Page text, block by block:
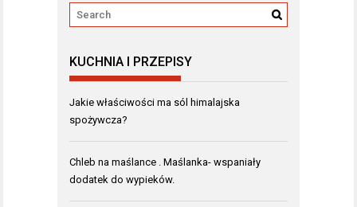
KUCHNIA I PRZEPISY
Jakie właściwości ma sól himalajska
spożywcza?
Chleb na maślance . Maślanka- wspaniały
dodatek do wypieków.